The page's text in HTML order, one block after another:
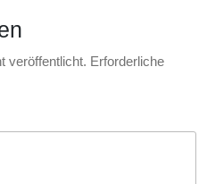
Straßen
veröffentlicht. Erforderliche